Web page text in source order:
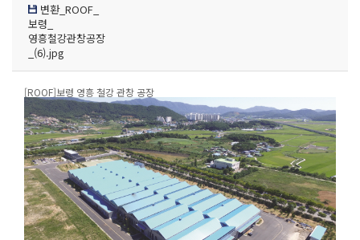
변환_ROOF_
보령_
영흥철강관창공장
_(6).jpg
[ROOF]보령 영흥 철강 관창 공장